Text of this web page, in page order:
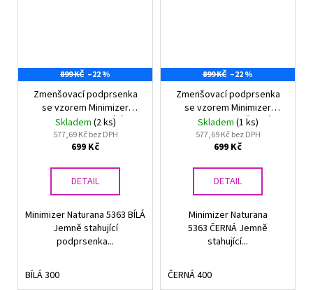
899 KČ –22 %
Zmenšovací podprsenka
se vzorem Minimizer
Naturana 5363 BÍLÁ
Skladem (2 ks)
577,69 Kč bez DPH
699 Kč
DETAIL
Minimizer Naturana 5363 BÍLÁ
Jemně stahující
podprsenka...
BÍLÁ 300
899 KČ –22 %
Zmenšovací podprsenka
se vzorem Minimizer
Naturana 5363 ČERNÁ
Skladem (1 ks)
577,69 Kč bez DPH
699 Kč
DETAIL
Minimizer Naturana
5363 ČERNÁ Jemně
stahující...
ČERNÁ 400